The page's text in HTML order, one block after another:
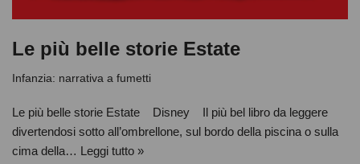
Le più belle storie Estate
Infanzia: narrativa a fumetti
Le più belle storie Estate Disney Il più bel libro da leggere
divertendosi sotto all’ombrellone, sul bordo della piscina o sulla
cima della… Leggi tutto »